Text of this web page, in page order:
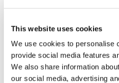
This website uses cookies
We use cookies to personalise
provide social media features
We also share information
our social media, advertising
studenten meegeven?" vroeg
tot het moment van verveling.
nieuwe energie aan de slag."
Foto's